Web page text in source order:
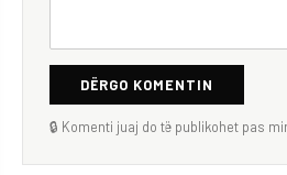
DËRGO KOMENTIN
🔒 Komenti juaj do të publikohet pas